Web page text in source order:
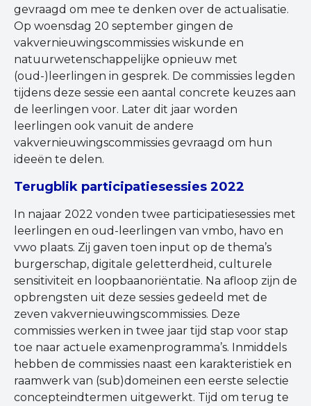
gevraagd om mee te denken over de actualisatie.
Op woensdag 20 september gingen de
vakvernieuwingscommissies wiskunde en
natuurwetenschappelijke opnieuw met
(oud-)leerlingen in gesprek. De commissies legden
tijdens deze sessie een aantal concrete keuzes aan
de leerlingen voor. Later dit jaar worden
leerlingen ook vanuit de andere
vakvernieuwingscommissies gevraagd om hun
ideeën te delen.
Terugblik participatiesessies 2022
In najaar 2022 vonden twee participatiesessies met
leerlingen en oud-leerlingen van vmbo, havo en
vwo plaats. Zij gaven toen input op de thema’s
burgerschap, digitale geletterdheid, culturele
sensitiviteit en loopbaanoriëntatie. Na afloop zijn de
opbrengsten uit deze sessies gedeeld met de
zeven vakvernieuwingscommissies. Deze
commissies werken in twee jaar tijd stap voor stap
toe naar actuele examenprogramma’s. Inmiddels
hebben de commissies naast een karakteristiek en
raamwerk van (sub)domeinen een eerste selectie
concepteindtermen uitgewerkt. Tijd om terug te